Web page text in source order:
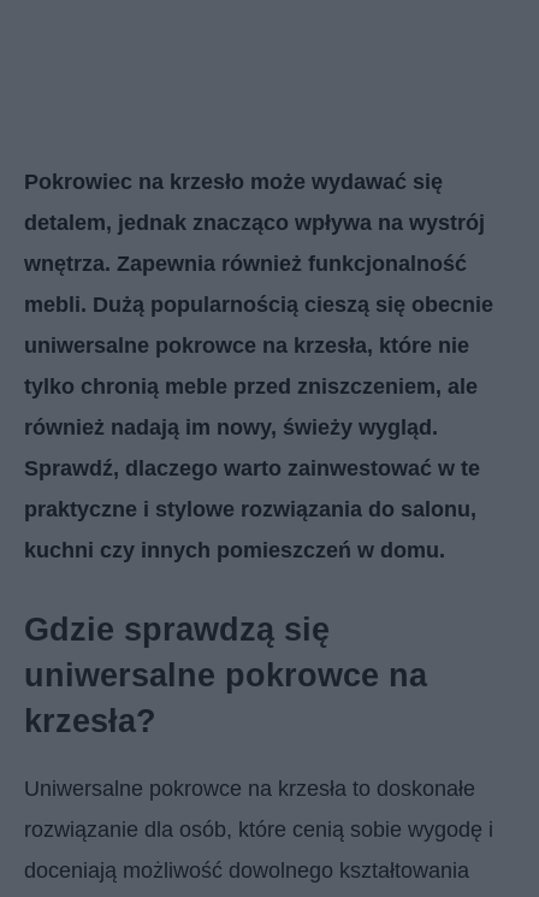
Pokrowiec na krzesło może wydawać się
detalem, jednak znacząco wpływa na wystrój
wnętrza. Zapewnia również funkcjonalność
mebli. Dużą popularnością cieszą się obecnie
uniwersalne pokrowce na krzesła, które nie
tylko chronią meble przed zniszczeniem, ale
również nadają im nowy, świeży wygląd.
Sprawdź, dlaczego warto zainwestować w te
praktyczne i stylowe rozwiązania do salonu,
kuchni czy innych pomieszczeń w domu.
Gdzie sprawdzą się
uniwersalne pokrowce na
krzesła?
Uniwersalne pokrowce na krzesła to doskonałe
rozwiązanie dla osób, które cenią sobie wygodę i
doceniają możliwość dowolnego kształtowania